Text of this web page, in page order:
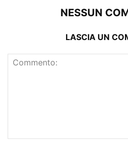
NESSUN
LASCIA UN